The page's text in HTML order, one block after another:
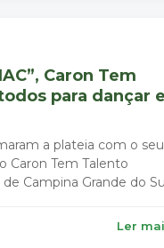
Caron Tem
para dançar e
a plateia com o seu
Caron Tem Talento
Campina Grande do
Ler